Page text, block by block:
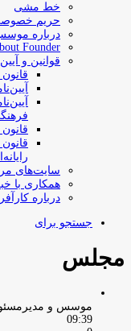
خط مشی
حریم
درباره
Founder
قوانین و
سایت‌های
همکاری با
درباره
جستجو برای
مجلس
موسس و
09:39